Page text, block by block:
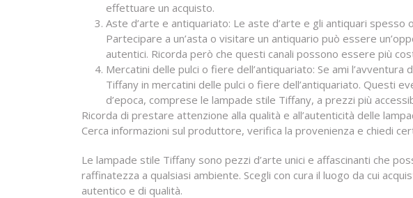
effettuare un acquisto.
Aste d’arte e antiquariato: Le aste d’arte e gli antiquari
Partecipare a un’asta o visitare un antiquario può essere
autentici. Ricorda però che questi canali possono essere più
Mercatini delle pulci o fiere dell’antiquariato: Se ami
Tiffany in mercatini delle pulci o fiere dell’antiquariato. Questi
d’epoca, comprese le lampade stile Tiffany, a prezzi più
Ricorda di prestare attenzione alla qualità e all’autenticità delle
Cerca informazioni sul produttore, verifica la provenienza e chiedi
Le lampade stile Tiffany sono pezzi d’arte unici e affascinanti che
raffinatezza a qualsiasi ambiente. Scegli con cura il luogo da cui
autentico e di qualità.